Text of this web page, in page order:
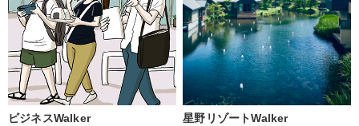
ビジネスWalker 星野リゾートWalker